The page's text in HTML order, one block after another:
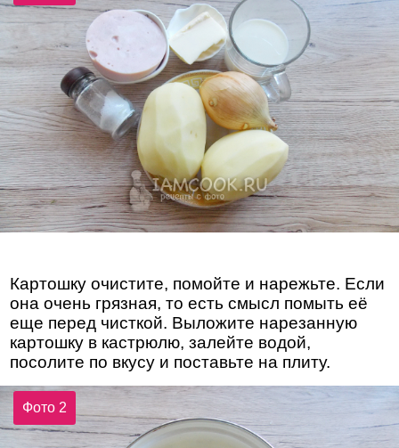
Картошку очистите, помойте и нарежьте. Если
она очень грязная, то есть смысл помыть её
еще перед чисткой. Выложите нарезанную
картошку в кастрюлю, залейте водой,
посолите по вкусу и поставьте на плиту.
Фото 2